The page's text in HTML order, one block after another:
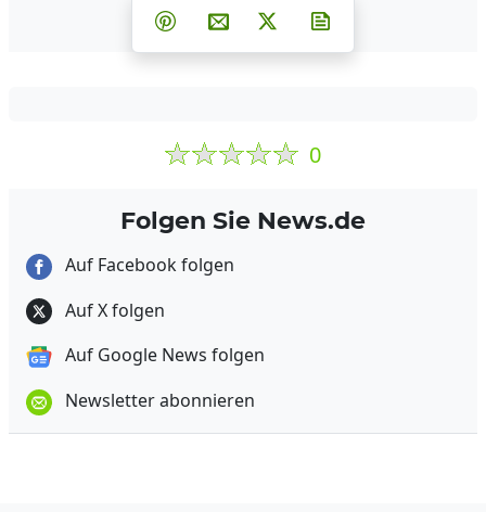
Teilen auf Facebook
Teilen auf Whatsapp
Teilen auf Telegram
Teilen auf Pinterest
Per E-Mail teilen
Post auf X
0
Folgen Sie News.de
Auf Facebook folgen
Auf X folgen
Auf Google News folgen
Newsletter abonnieren